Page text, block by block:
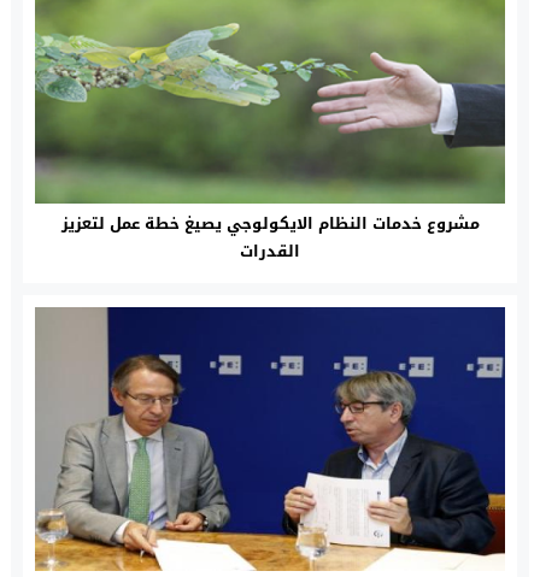
مشروع خدمات النظام الايكولوجي يصيغ خطة عمل لتعزيز
القدرات